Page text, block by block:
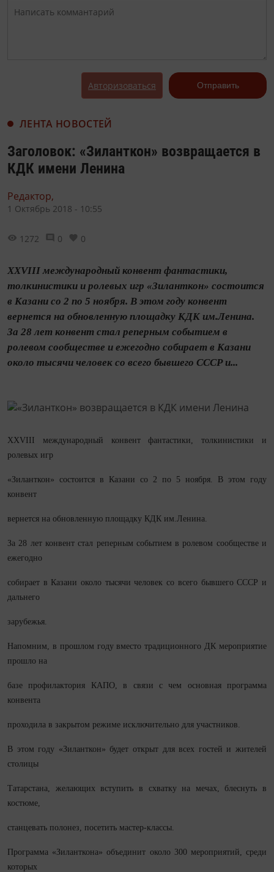
Авторизоваться Отправить
ЛЕНТА НОВОСТЕЙ
Заголовок: «Зиланткон» возвращается в
КДК имени Ленина
Редактор,
1 Октябрь 2018 - 10:55
1272 0 0
XXVIII международный конвент фантастики,
толкинистики и ролевых игр «Зиланткон» состоится
в Казани со 2 по 5 ноября. В этом году конвент
вернется на обновленную площадку КДК им.Ленина.
За 28 лет конвент стал реперным событием в
ролевом сообществе и ежегодно собирает в Казани
около тысячи человек со всего бывшего СССР и...
XXVIII международный конвент фантастики, толкинистики и
ролевых игр
«Зиланткон» состоится в Казани со 2 по 5 ноября. В этом году
конвент
вернется на обновленную площадку КДК им.Ленина.
За 28 лет конвент стал реперным событием в ролевом сообществе и
ежегодно
собирает в Казани около тысячи человек со всего бывшего СССР и
дальнего
зарубежья.
Напомним, в прошлом году вместо традиционного ДК мероприятие
прошло на
базе профилактория КАПО, в связи с чем основная программа
конвента
проходила в закрытом режиме исключительно для участников.
В этом году «Зиланткон» будет открыт для всех гостей и жителей
столицы
Татарстана, желающих вступить в схватку на мечах, блеснуть в
костюме,
станцевать полонез, посетить мастер-классы.
Программа «Зиланткона» объединит около 300 мероприятий, среди
которых